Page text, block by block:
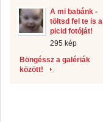
A mi babánk -
töltsd fel te is a
picid fotóját!
295 kép
Böngéssz a galériák
között!